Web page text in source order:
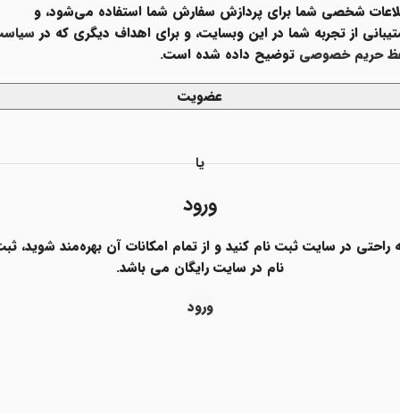
شخصی شما برای پردازش سفارش شما استفاده می‌شود، و
از تجربه شما در این وبسایت، و برای اهداف دیگری که در
حریم خصوصی توضیح داده شده است.
عضویت
یا
ورود
راحتی در سایت ثبت نام کنید و از تمام امکانات آن بهره‌مند شوید،
نام در سایت رایگان می باشد.
ورود